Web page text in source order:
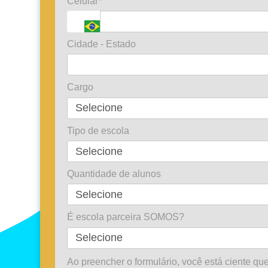
Cidade - Estado
Cargo
Tipo de escola
Quantidade de alunos
É escola parceira SOMOS?
Ao preencher o formulário, você está ciente